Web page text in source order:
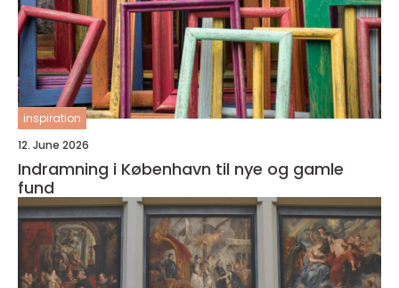
inspiration
12. June 2026
Indramning i København til nye og gamle
fund